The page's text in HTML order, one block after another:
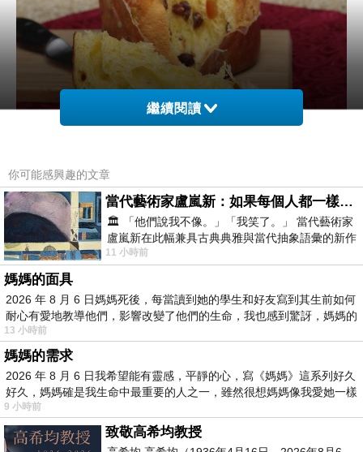
吳寶春麥方(ㄆㄤˋ)店~米蘭水果麵包
繼續閱讀
你可能感興趣的文章
當代藝術家盧嵐新：如果每個人都一樣，這世界該有多無聊？
🏛️ 「他們說我不像。」「我笑了。」 當代藝術家
盧嵐新在此幅兼具古典典雅與當代抽象語彙的新作
中，以沈靜的藍色空間為背景，描繪了
11 小時前
媽媽的面具
2026 年 8 月 6 日媽媽死後，每當讀到她的學生和好友寫到其生前如何
耐心有愛地教導他們，影響改變了他們的生命，我也感到驚訝，媽媽的
13 小時前
媽媽的需求
2026 年 8 月 6 日我希望能有靈感，平靜的心，寫《媽媽》這系列好久
好久，媽媽確是我生命中最重要的人之一，雖然很想媽媽像我愛她一樣
9 小時前
致敬高希均教授